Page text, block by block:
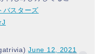
バスターズ
June 12, 2021